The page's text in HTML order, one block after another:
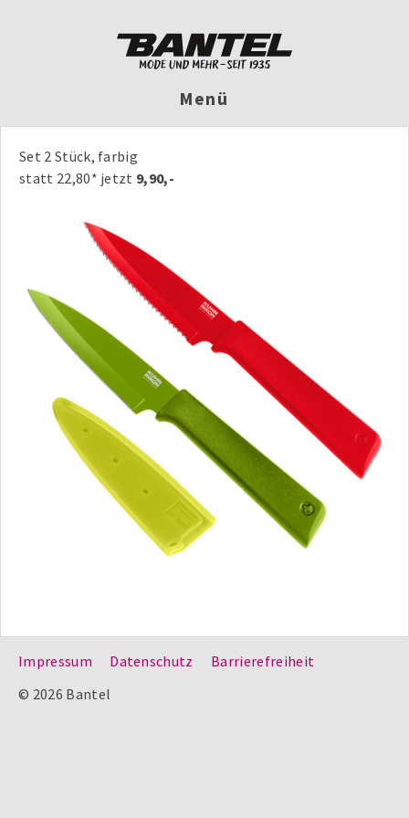
Menü
Set 2 Stück, farbig
statt 22,80* jetzt 9,90,-
Impressum Datenschutz
Barrierefreiheit
© 2026 Bantel